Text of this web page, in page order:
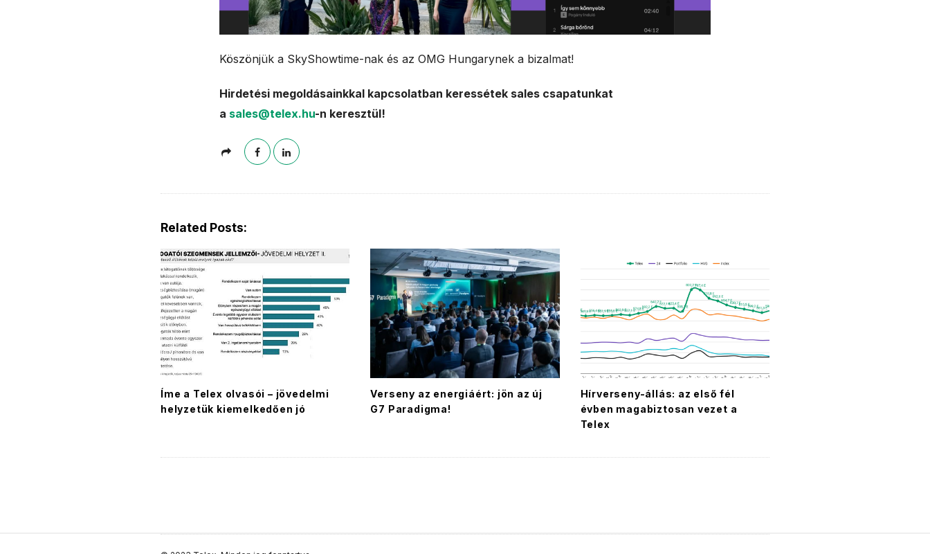
Köszönjük a SkyShowtime-nak és az OMG Hungarynek a bizalmat!
Hirdetési megoldásainkkal kapcsolatban keressétek sales csapatunkat
a sales@telex.hu-n keresztül!
Related Posts:
Íme a Telex olvasói – jövedelmi
helyzetük kiemelkedően jó
Verseny az energiáért: jön az új
G7 Paradigma!
Hírverseny-állás: az első fél
évben magabiztosan vezet a
Telex